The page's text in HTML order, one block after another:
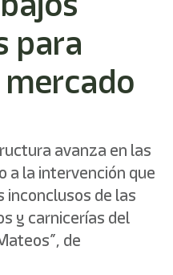
para
avanza en las
a la intervención que
inconclusos de las
y carnicerías del
de